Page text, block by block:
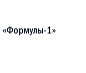
«Формулы-1»